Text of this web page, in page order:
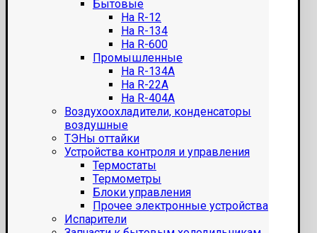
Бытовые
На R-12
На R-134
На R-600
Промышленные
На R-134A
На R-22A
На R-404A
Воздухоохладители, конденсаторы
воздушные
ТЭНы оттайки
Устройства контроля и управления
Термостаты
Термометры
Блоки управления
Прочее электронные устройства
Испарители